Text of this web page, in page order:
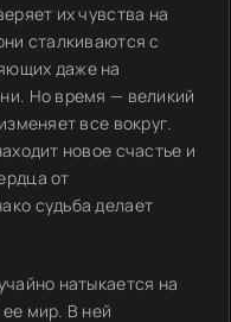
их чувства на
сталкиваются с
даже на
Но время — великий
все вокруг.
новое счастье и
от
судьба делает
натыкается на
мир. В ней